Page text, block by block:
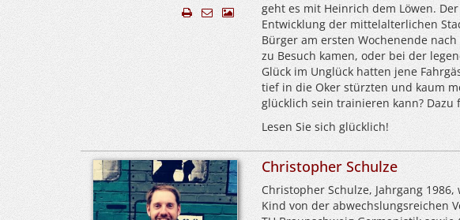
geht es mit Heinrich dem Löwen.
Entwicklung der mittelalterlichen
Bürger am ersten Wochenende
zu Besuch kamen, oder bei der
Glück im Unglück hatten jene
tief in die Oker stürzten und kaum
glücklich sein trainieren kann? Dazu
Lesen Sie sich glücklich!
Christopher Schulze
Christopher Schulze, Jahrgang
Kind von der abwechslungsreichen